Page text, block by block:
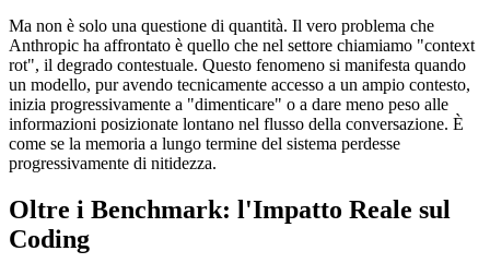
Ma non è solo una questione di quantità. Il vero problema che
Anthropic ha affrontato è quello che nel settore chiamiamo "context
rot", il degrado contestuale. Questo fenomeno si manifesta quando
un modello, pur avendo tecnicamente accesso a un ampio contesto,
inizia progressivamente a "dimenticare" o a dare meno peso alle
informazioni posizionate lontano nel flusso della conversazione. È
come se la memoria a lungo termine del sistema perdesse
progressivamente di nitidezza.
Oltre i Benchmark: l'Impatto Reale sul
Coding